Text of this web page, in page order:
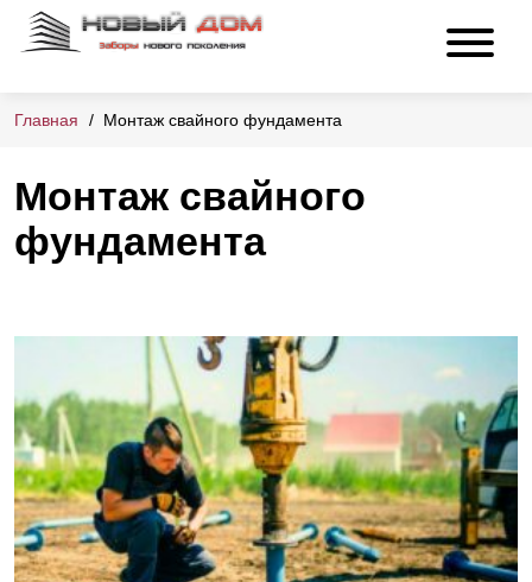
Главная Монтаж свайного фундамента
Монтаж свайного
фундамента